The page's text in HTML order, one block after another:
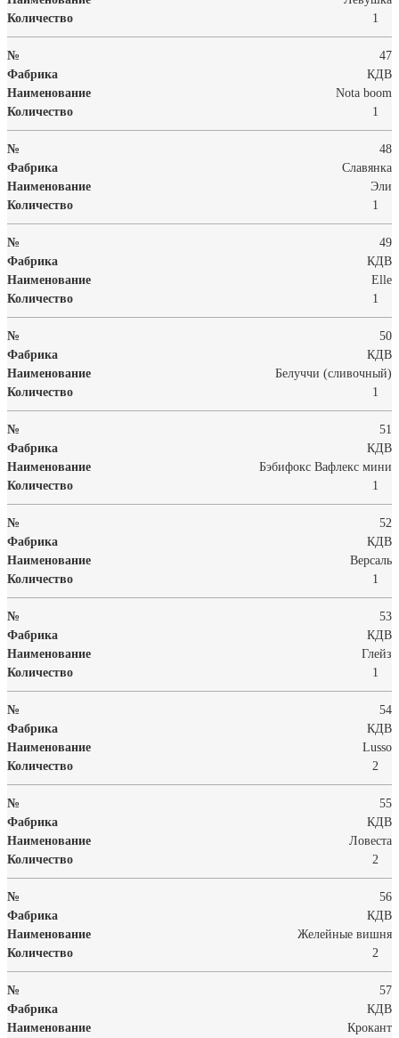
1
47
КДВ
Nota boom
1
48
Славянка
Эли
1
49
КДВ
Elle
1
50
КДВ
Белуччи (сливочный)
1
51
КДВ
Бэбифокс Вафлекс мини
1
52
КДВ
Версаль
1
53
КДВ
Глейз
1
54
КДВ
Lusso
2
55
КДВ
Ловеста
2
56
КДВ
Желейные вишня
2
57
КДВ
Крокант